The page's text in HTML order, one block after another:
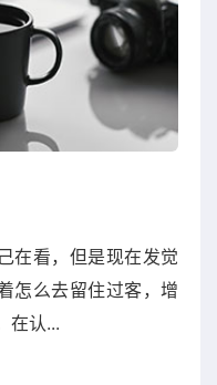
在看，但是现在发觉
怎么去留住过客，增
在认...